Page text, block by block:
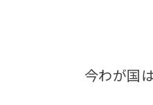
今わが国